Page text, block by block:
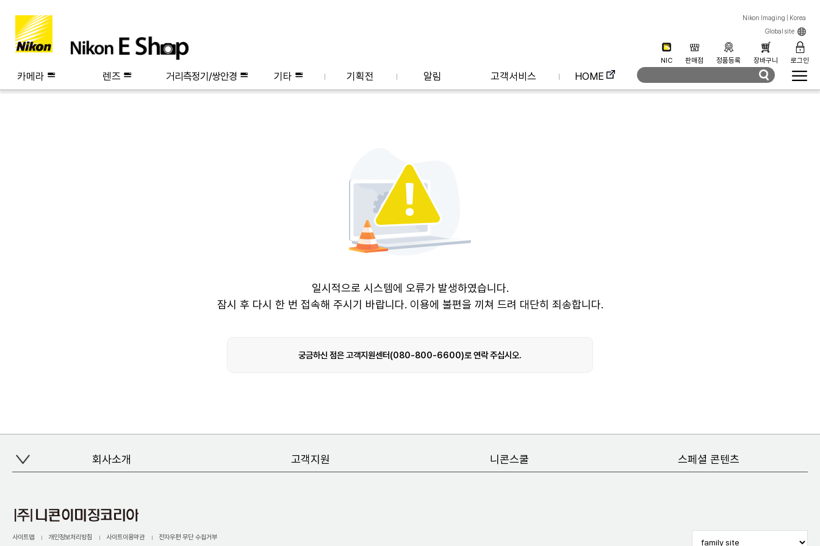
Nikon Imaging | Korea
Global site
NIC 판매점 정품등록 장바구니 로그인
카메라 렌즈 거리측정기/쌍안경 기타 기획전 알림 고객서비스 HOME
일시적으로 시스템에 오류가 발생하였습니다.
잠시 후 다시 한 번 접속해 주시기 바랍니다. 이용에 불편을 끼쳐 드려 대단히 죄송합니다.
궁금하신 점은 고객지원센터(080-800-6600)로 연락 주십시오.
회사소개 고객지원 니콘스쿨 스페셜 콘텐츠
사이트맵 개인정보처리방침 사이트이용약관 전자우편 무단 수집거부